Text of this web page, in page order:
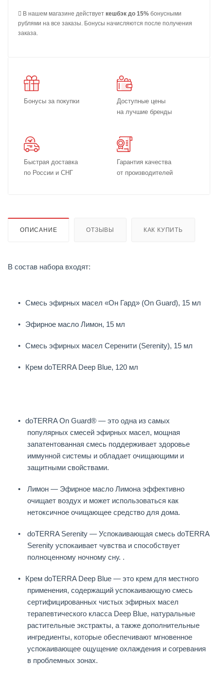
В нашем магазине действует кешбэк до 15% бонусными
рублями на все заказы. Бонусы начисляются после получения
заказа.
Бонусы за покупки
Доступные цены
на лучшие бренды
Быстрая доставка
по России и СНГ
Гарантия качества
от производителей
ОПИСАНИЕ ОТЗЫВЫ КАК КУПИТЬ
В состав набора входят:
Смесь эфирных масел «Он Гард» (On Guard), 15 мл
Эфирное масло Лимон, 15 мл
Смесь эфирных масел Серенити (Serenity), 15 мл
Крем doTERRA Deep Blue, 120 мл
doTERRA On Guard® — это одна из самых
популярных смесей эфирных масел, мощная
запатентованная смесь поддерживает здоровье
иммунной системы и обладает очищающими и
защитными свойствами.
Лимон — Эфирное масло Лимона эффективно
очищает воздух и может использоваться как
нетоксичное очищающее средство для дома.
doTERRA Serenity — Успокаивающая смесь doTERRA
Serenity успокаивает чувства и способствует
полноценному ночному сну. .
Крем doTERRA Deep Blue — это крем для местного
применения, содержащий успокаивающую смесь
сертифицированных чистых эфирных масел
терапевтического класса Deep Blue, натуральные
растительные экстракты, а также дополнительные
ингредиенты, которые обеспечивают мгновенное
успокаивающее ощущение охлаждения и согревания
в проблемных зонах.